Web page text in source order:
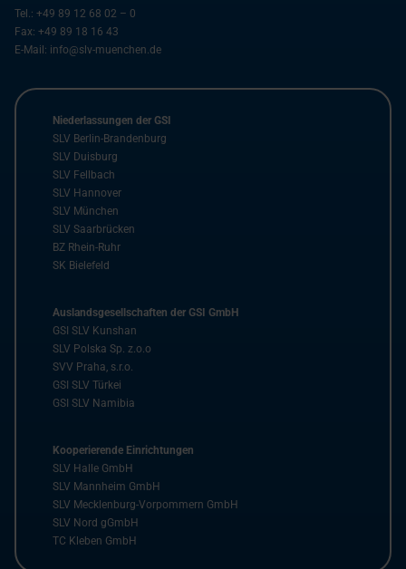
Tel.: +49 89 12 68 02 – 0
Fax: +49 89 18 16 43
E-Mail: info@slv-muenchen.de
Niederlassungen der GSI
SLV Berlin-Brandenburg
SLV Duisburg
SLV Fellbach
SLV Hannover
SLV München
SLV Saarbrücken
BZ Rhein-Ruhr
SK Bielefeld
Auslandsgesellschaften der GSI GmbH
GSI SLV Kunshan
SLV Polska Sp. z.o.o
SVV Praha, s.r.o.
GSI SLV Türkei
GSI SLV Namibia
Kooperierende Einrichtungen
SLV Halle GmbH
SLV Mannheim GmbH
SLV Mecklenburg-Vorpommern GmbH
SLV Nord gGmbH
TC Kleben GmbH